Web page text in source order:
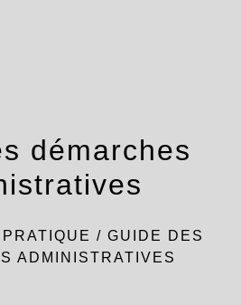
démarches
/ GUIDE DES
ADMINISTRATIVES